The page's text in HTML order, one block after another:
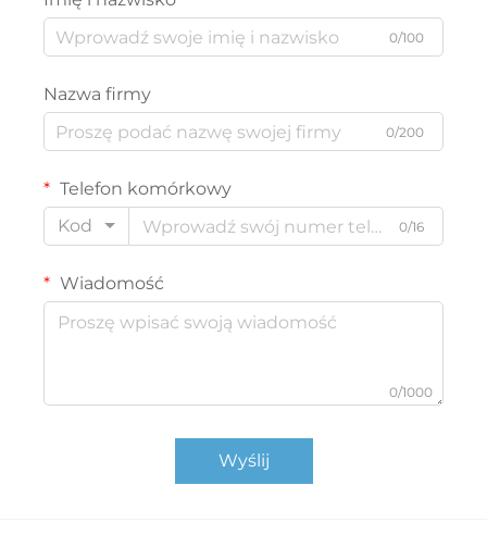
0/100
Nazwa firmy
0/200
Telefon komórkowy
Kod
0/16
Wiadomość
0/1000
Wyślij